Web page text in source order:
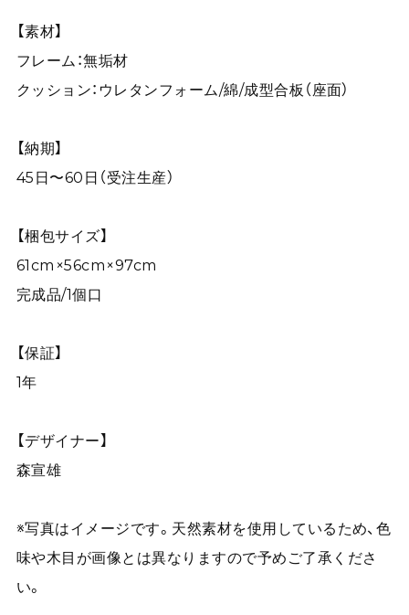
【素材】
フレーム：無垢材
クッション：ウレタンフォーム/綿/成型合板（座面）
【納期】
45日〜60日（受注生産）
【梱包サイズ】
61cm×56cm×97cm
完成品/1個口
【保証】
1年
【デザイナー】
森宣雄
※写真はイメージです。天然素材を使用しているため、色
味や木目が画像とは異なりますので予めご了承くださ
い。